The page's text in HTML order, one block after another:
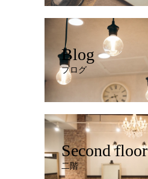
Blog
ブログ
Second floor
二階